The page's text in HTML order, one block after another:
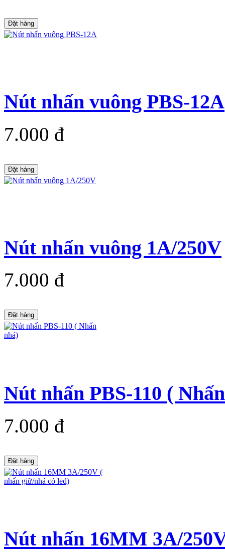
Đặt hàng
Nút nhấn vuông PBS-12A
7.000 đ
Đặt hàng
Nút nhấn vuông 1A/250V
7.000 đ
Đặt hàng
Nút nhấn PBS-110 (
7.000 đ
Đặt hàng
Nút nhấn 16MM 3A/